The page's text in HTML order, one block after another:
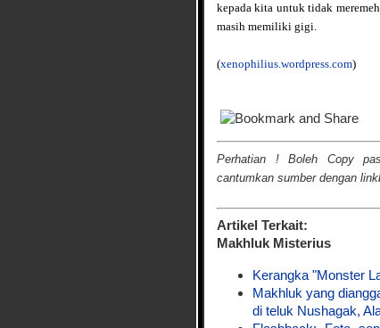
kepada kita untuk tidak
masih memiliki gigi.
(xenophilius.wordpress.com)
Perhatian ! Boleh Copy
cantumkan sumber dengan
Artikel Terkait:
Makhluk Misterius
Kerangka "Monster
Makhluk yang
di teluk Nushagak,